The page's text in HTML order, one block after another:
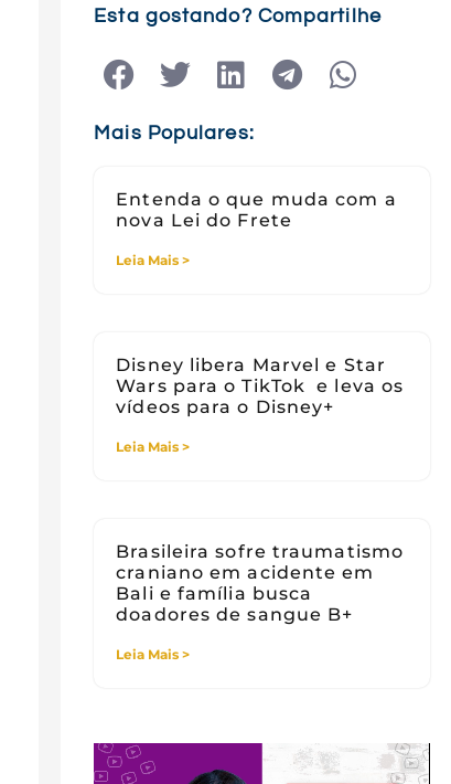
Tecnologia
Viagens
Esta gostando? Compartilhe
Mais Populares:
Entenda o que muda com a
nova Lei do Frete
Leia Mais >
Disney libera Marvel e Star
Wars para o TikTok e leva os
vídeos para o Disney+
Leia Mais >
Brasileira sofre traumatismo
craniano em acidente em
Bali e família busca
doadores de sangue B+
Leia Mais >